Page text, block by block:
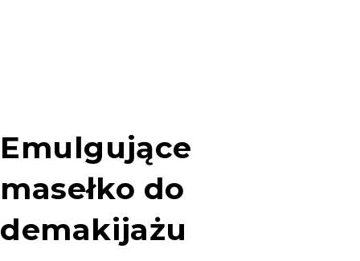
Emulgujące
masełko do
demakijażu